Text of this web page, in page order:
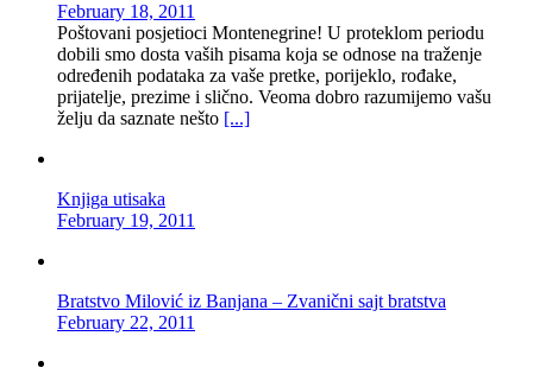
February 18, 2011
Poštovani posjetioci Montenegrine! U proteklom periodu
dobili smo dosta vaših pisama koja se odnose na traženje
određenih podataka za vaše pretke, porijeklo, rođake,
prijatelje, prezime i slično. Veoma dobro razumijemo vašu
želju da saznate nešto [...]
Knjiga utisaka
February 19, 2011
Bratstvo Milović iz Banjana – Zvanični sajt bratstva
February 22, 2011